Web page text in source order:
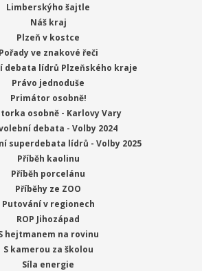
Limberskýho šajtle
Náš kraj
Plzeň v kostce
Pořady ve znakové řeči
debata lídrů Plzeňského kraje
Právo jednoduše
Primátor osobně!
osobně - Karlovy Vary
debata - Volby 2024
superdebata lídrů - Volby 2025
Příběh kaolinu
Příběh porcelánu
Příběhy ze ZOO
Putování v regionech
ROP Jihozápad
hejtmanem na rovinu
S kamerou za školou
Síla energie